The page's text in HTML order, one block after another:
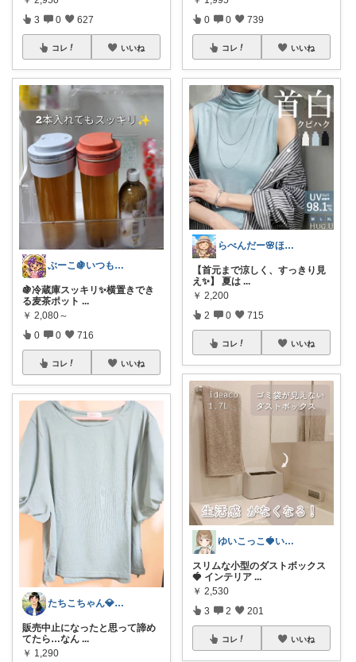
3 0 627
コレ いいね
ぶーこ🍇いつもありがとう😊
🍇冷蔵庫スッキリ✨横置きでき
る麦茶ポット ...
￥ 2,080～
0 0 716
コレ いいね
たちこちゃん💎🐢 月始めはオリ写中心
​販売中止になったと思って諦め
てたら…なん ...
￥ 1,290
0 0 739
コレ いいね
らべんだー🌸ほっと癒されるものを
【首元まで涼しく、すっきり見
え✨】 夏は ...
￥ 2,200
2 0 715
コレ いいね
ゆいこっこ🍓いつも感謝です*.
スリムな小型のダストボックス
🍓 インテリア ...
￥ 2,530
3 2 201
コレ いいね